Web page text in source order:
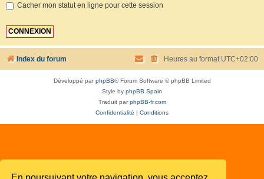
Cacher mon statut en ligne pour cette session
Index du forum Heures au format UTC+02:00
Développé parphpBB® Forum Software © phpBB Limited
Style by phpBB Spain
Traduit parphpBB-fr.com
Confidentialité
Conditions